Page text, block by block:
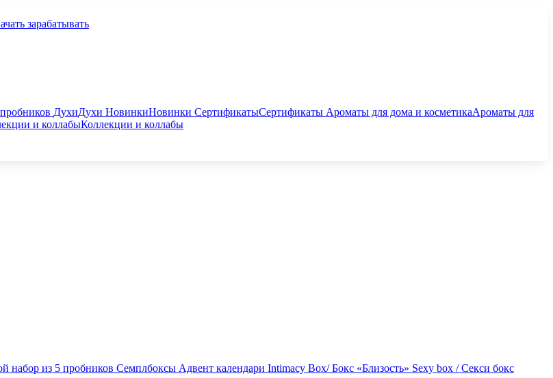
зарабатывать
ДухиДухи НовинкиНовинки СертификатыСертификаты Ароматы для дома и косметикаАроматы для
и коллабыКоллекции и коллабы
набор из 5 пробников Семплбоксы Адвент календари Intimacy Box/ Бокс «Близость» Sexy box / Секси бокс